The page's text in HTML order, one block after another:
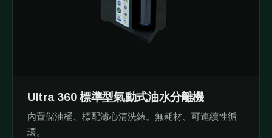
Ultra 360 標準型氣動式油水分離機
內置儲油桶、標配濾心清洗錶。無耗材、可連續性循
環。